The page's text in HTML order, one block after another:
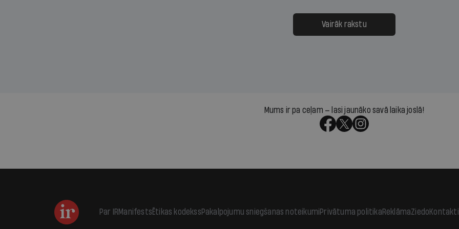
samaksāt augstos procentus,
kas jāpārskaita jau trīs dienas
pirms nākamās sapulces
uzcītīga darba, mammas
atbalsts un drosme
meteovērojumus arī tad,
Vairāk rakstu
Mums ir pa ceļam — lasi jaunāko savā laika joslā!
Par IRManifestsĒtikas kodekssPakalpojumu sniegšanas noteikumiPrivātuma politikaReklāmaZiedoKontakti